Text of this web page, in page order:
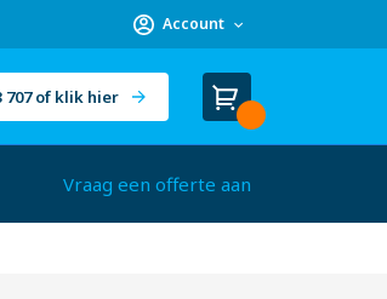
Account
707 of klik hier
Winkelwagen
Cart
Vraag een offerte aan